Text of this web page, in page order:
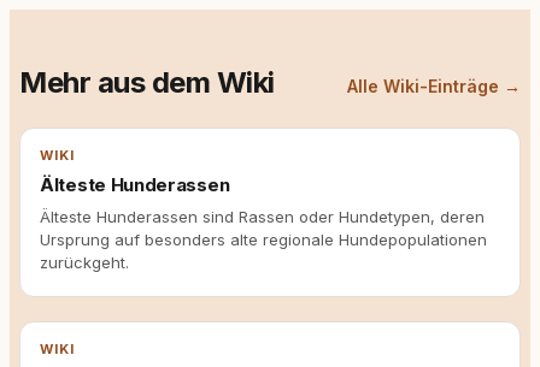
Mehr aus dem Wiki Alle Wiki-Einträge →
WIKI
Älteste Hunderassen
Älteste Hunderassen sind Rassen oder Hundetypen, deren
Ursprung auf besonders alte regionale Hundepopulationen
zurückgeht.
WIKI